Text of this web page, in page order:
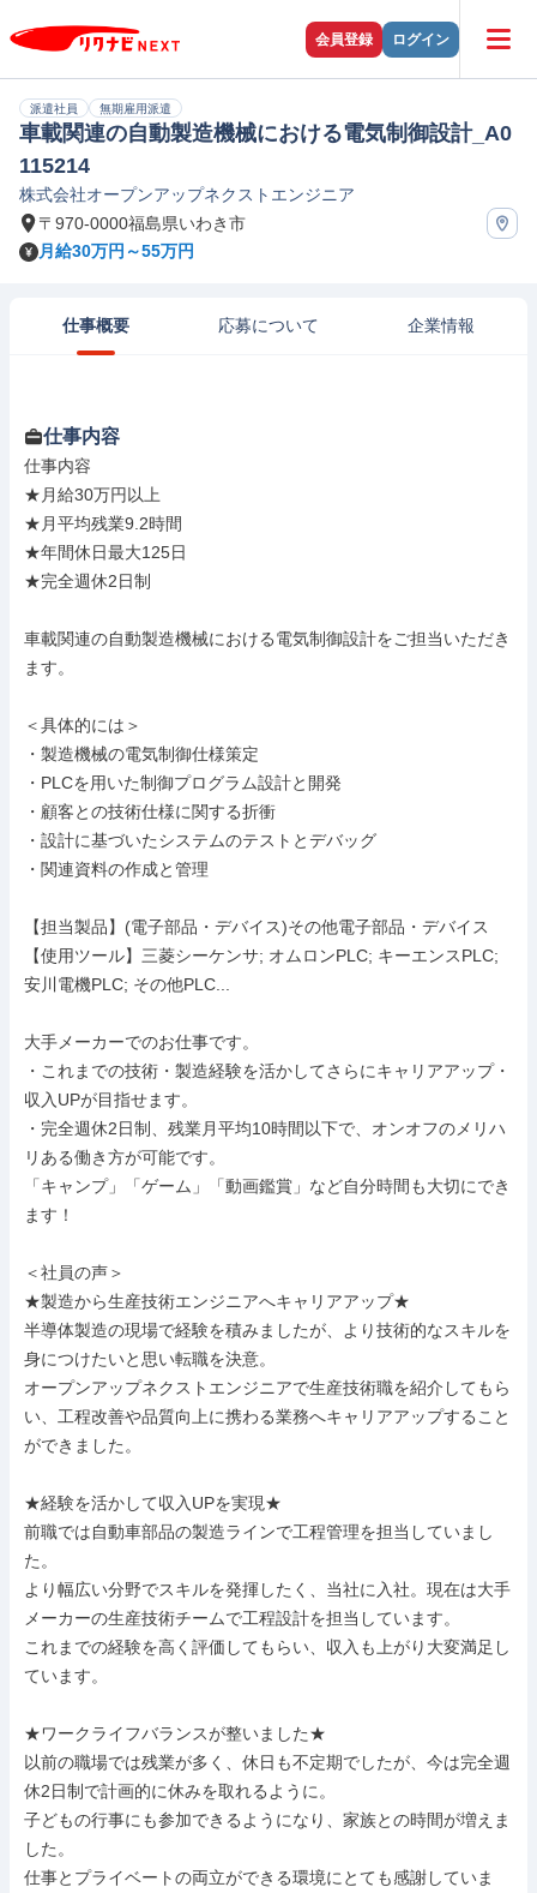
会員登録 ログイン
派遣社員 無期雇用派遣
車載関連の自動製造機械における電気制御設計_A0
115214
株式会社オープンアップネクストエンジニア
〒970-0000福島県いわき市
月給30万円～55万円
仕事概要 応募について 企業情報
仕事内容
仕事内容
★月給30万円以上
★月平均残業9.2時間
★年間休日最大125日
★完全週休2日制
車載関連の自動製造機械における電気制御設計をご担当いただき
ます。
＜具体的には＞
・製造機械の電気制御仕様策定
・PLCを用いた制御プログラム設計と開発
・顧客との技術仕様に関する折衝
・設計に基づいたシステムのテストとデバッグ
・関連資料の作成と管理
【担当製品】(電子部品・デバイス)その他電子部品・デバイス
【使用ツール】三菱シーケンサ; オムロンPLC; キーエンスPLC;
安川電機PLC; その他PLC...
大手メーカーでのお仕事です。
・これまでの技術・製造経験を活かしてさらにキャリアアップ・
収入UPが目指せます。
・完全週休2日制、残業月平均10時間以下で、オンオフのメリハ
リある働き方が可能です。
「キャンプ」「ゲーム」「動画鑑賞」など自分時間も大切にでき
ます！
＜社員の声＞
★製造から生産技術エンジニアへキャリアアップ★
半導体製造の現場で経験を積みましたが、より技術的なスキルを
身につけたいと思い転職を決意。
オープンアップネクストエンジニアで生産技術職を紹介してもら
い、工程改善や品質向上に携わる業務へキャリアアップすること
ができました。
★経験を活かして収入UPを実現★
前職では自動車部品の製造ラインで工程管理を担当していまし
た。
より幅広い分野でスキルを発揮したく、当社に入社。現在は大手
メーカーの生産技術チームで工程設計を担当しています。
これまでの経験を高く評価してもらい、収入も上がり大変満足し
ています。
★ワークライフバランスが整いました★
以前の職場では残業が多く、休日も不定期でしたが、今は完全週
休2日制で計画的に休みを取れるように。
子どもの行事にも参加できるようになり、家族との時間が増えま
した。
仕事とプライベートの両立ができる環境にとても感謝していま